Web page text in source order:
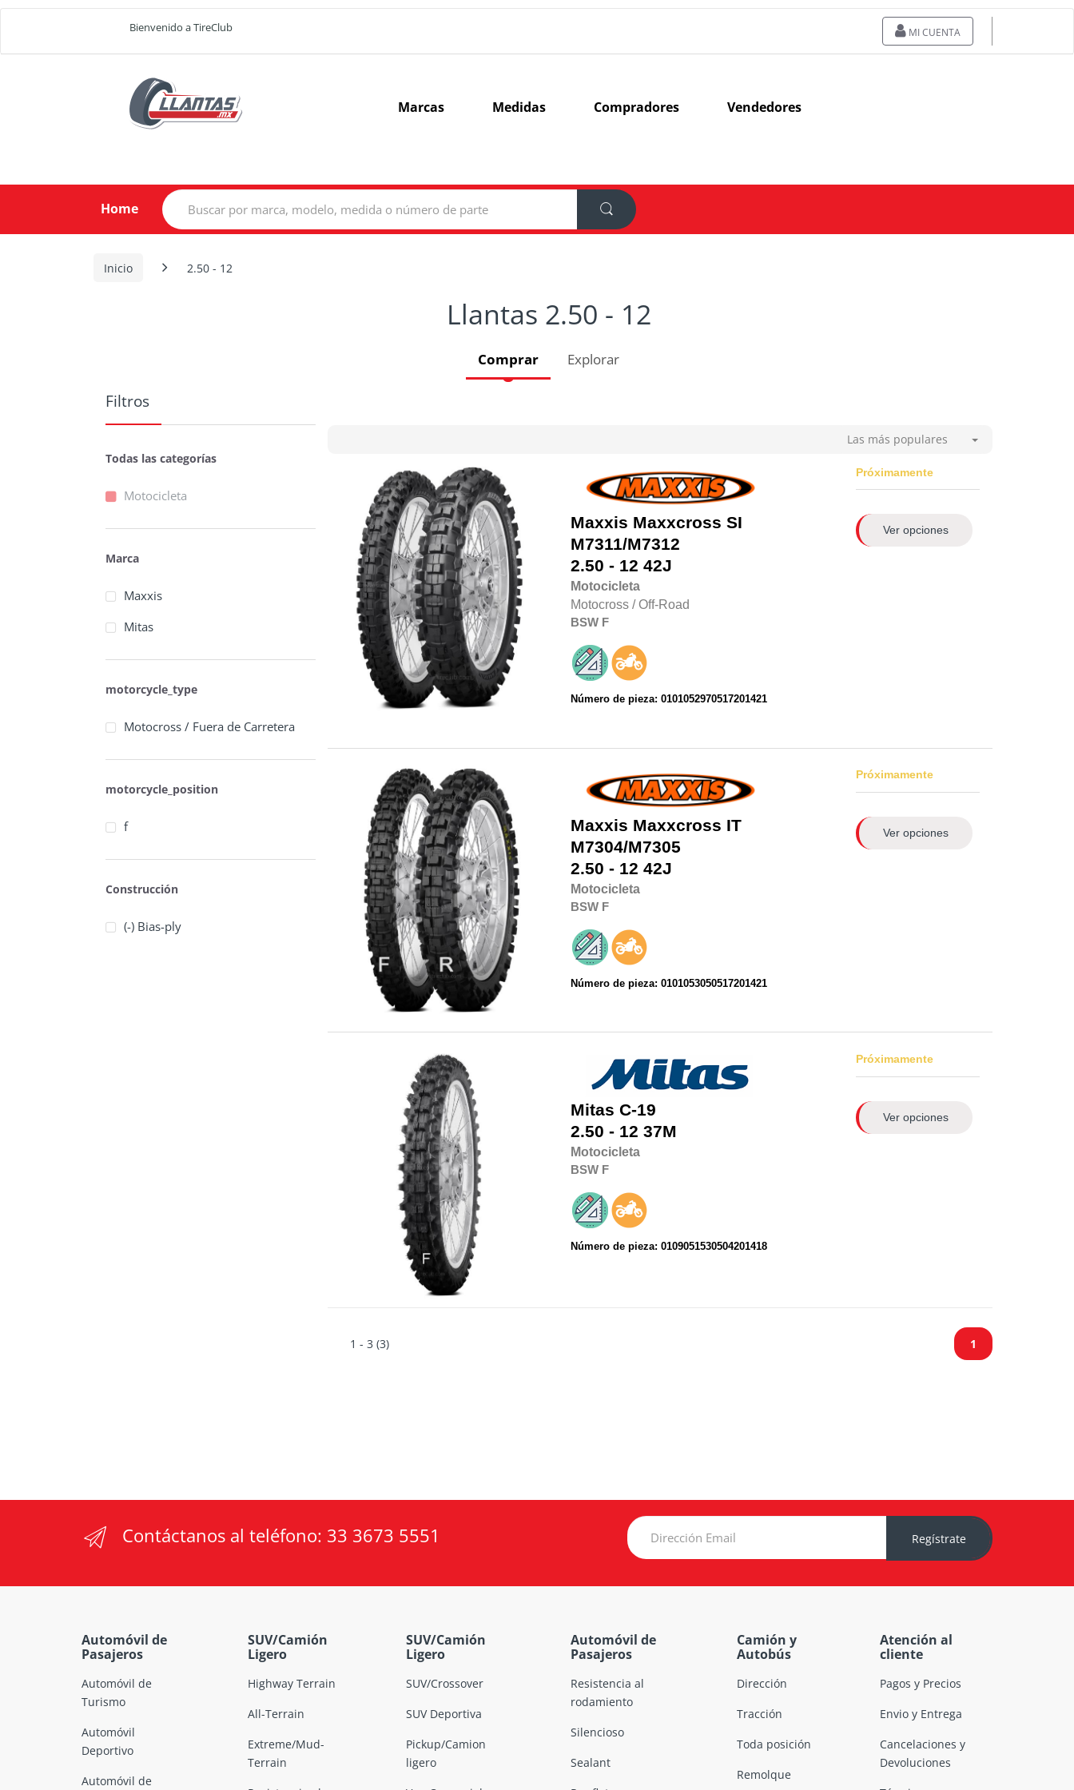
Bienvenido a TireClub MI CUENTA
Marcas Medidas Compradores Vendedores
Home
Search
for:
Inicio 2.50 - 12
Llantas 2.50 - 12
Comprar Explorar
Las más populares
Maxxis Maxxcross SI
M7311/M7312
2.50 - 12 42J
Motocicleta
Motocross / Off-Road
BSW F
Número de pieza: 0101052970517201421
Próximamente
Ver opciones
Maxxis Maxxcross IT
M7304/M7305
2.50 - 12 42J
Motocicleta
BSW F
Número de pieza: 0101053050517201421
Próximamente
Ver opciones
Mitas C-19
2.50 - 12 37M
Motocicleta
BSW F
Número de pieza: 0109051530504201418
Próximamente
Ver opciones
1 - 3 (3) 1
Filtros
Todas las categorías
Motocicleta
Marca
Maxxis
Mitas
motorcycle_type
Motocross / Fuera de Carretera
motorcycle_position
f
Construcción
(-) Bias-ply
Contáctanos al teléfono: 33 3673 5551 Regístrate
Automóvil de
Pasajeros
Automóvil de
Turismo
Automóvil
Deportivo
Automóvil de
SUV/Camión
Ligero
Highway Terrain
All-Terrain
Extreme/Mud-
Terrain
SUV/Camión
Ligero
SUV/Crossover
SUV Deportiva
Pickup/Camion
ligero
Automóvil de
Pasajeros
Resistencia al
rodamiento
Silencioso
Sealant
Camión y
Autobús
Dirección
Tracción
Toda posición
Remolque
Atención al
cliente
Pagos y Precios
Envio y Entrega
Cancelaciones y
Devoluciones